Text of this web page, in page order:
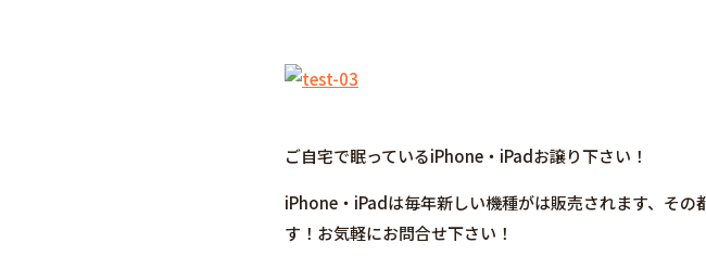
ご自宅で眠っているiPhone・iPadお譲り下さい！
iPhone・iPadは毎年新しい機種がは販売されます、そ
す！お気軽にお問合せ下さい！